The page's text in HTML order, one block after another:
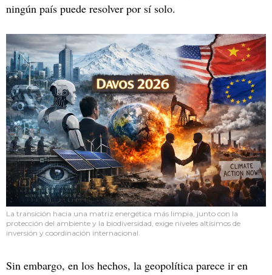
ningún país puede resolver por sí solo.
La transición hacia una matriz energética más limpia, junto con la
protección del ambiente y la biodiversidad, exige niveles altísimos de
inversión y coordinación internacional.
Sin embargo, en los hechos, la geopolítica parece ir en